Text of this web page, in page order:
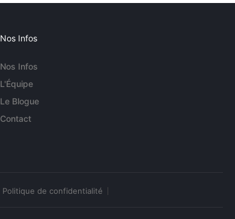
Nos Infos
Nos Infos
L'Équipe
Le Blogue
Contact
Politique de confidentialité